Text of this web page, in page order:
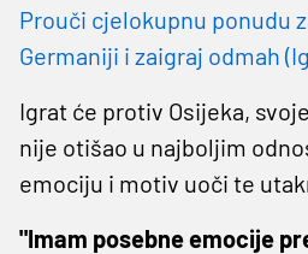
Prouči cjelokupnu ponudu
Germaniji i zaigraj odmah
Igrat će protiv Osijeka,
nije otišao u najboljim
emociju i motiv uoči te
"Imam posebne emocije